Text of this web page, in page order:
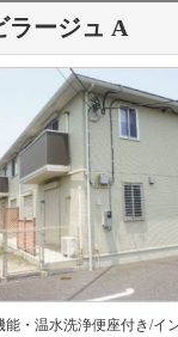
ラージュ A
能・温水洗浄便座付き/イ